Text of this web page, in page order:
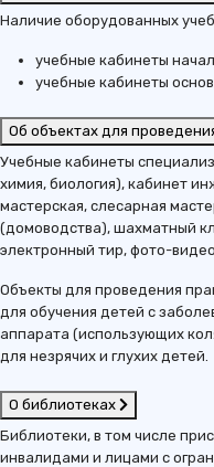
Наличие оборудованных
учебные кабинеты
учебные кабинеты
Об объектах для
Учебные кабинеты
химия, биология), кабинет
мастерская, слесарная
(домоводства), шахматный
электронный тир, фото-
Объекты для проведения
для обучения детей с
аппарата (использующих
для незрячих и глухих детей.
О библиотеках
Библиотеки, в том числе
инвалидами и лицами с